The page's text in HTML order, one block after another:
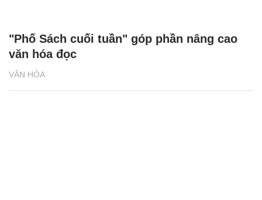
VĂN HÓA
"Phố Sách cuối tuần" góp phần nâng cao
văn hóa đọc